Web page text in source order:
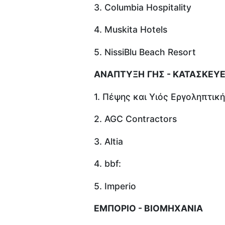
3. Columbia Hospitality
4. Muskita Hotels
5. NissiBlu Beach Resort
ΑΝΑΠΤΥΞΗ ΓΗΣ -
1. Πέψης και Υιός Εργοληπτική
2. AGC Contractors
3. Altia
4. bbf:
5. Imperio
ΕΜΠΟΡΙΟ - ΒΙΟΜΗΧΑΝΙΑ